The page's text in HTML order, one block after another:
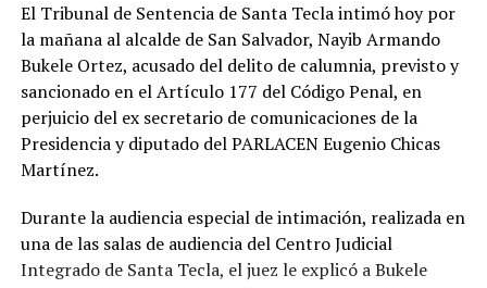
El Tribunal de Sentencia de Santa Tecla intimó hoy por
la mañana al alcalde de San Salvador, Nayib Armando
Bukele Ortez, acusado del delito de calumnia, previsto y
sancionado en el Artículo 177 del Código Penal, en
perjuicio del ex secretario de comunicaciones de la
Presidencia y diputado del PARLACEN Eugenio Chicas
Martínez.
Durante la audiencia especial de intimación, realizada en
una de las salas de audiencia del Centro Judicial
Integrado de Santa Tecla, el juez le explicó a Bukele